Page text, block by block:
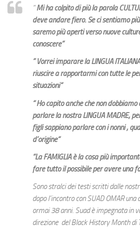
Le volontarie
La scuola
Orari
Corsi ed esami
Notizie
Diventa volontario
Testimonianze
Dove siamo e
”Mi ha colpito di più la parola
deve andare fiero. Se ci sentiamo
saremo più aperti verso nuove
conoscere”
”Vorrei imparare la LINGUA
riuscire a rapportarmi con tutte le
situazioni“
“Ho capito anche che non
parlare la nostra LINGUA MADRE,
figli sappiano parlare con i nonni ,
d’origine“
“La FAMIGLIA è la cosa più
fare tutto il possibile per avere una
Sono stralci dei testi scritti dalle
dopo l’incontro con SUAD OMAR
ormai 38 anni. Suad è impegnata in
direzione del Black History Month di